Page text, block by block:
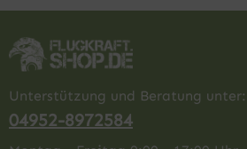
Unterstützung und Beratung unter:
04952-8972584